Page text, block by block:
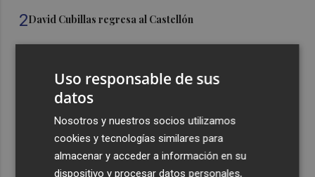
2David Cubillas regresa al Castellón
Portet por vertidos fecales
La economía de EEUU destruyó 23.000 empleos en julio
Activado el máximo nivel de preemergencia frente a
incendios en la Comunitat toda la jornada del eclipse
Uso responsable de sus
datos
Nosotros y nuestros socios utilizamos
cookies y tecnologías similares para
almacenar y acceder a información en su
dispositivo y procesar datos personales,